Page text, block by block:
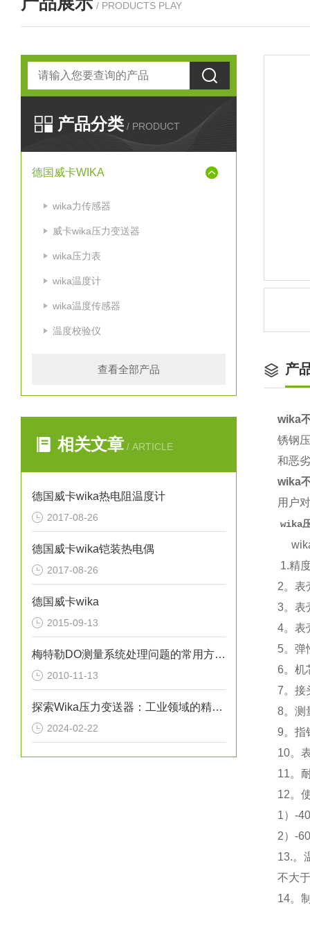
/ PRODUCTS PLAY
产品分类 / PRODUCT
德国威卡WIKA
wika力传感器
威卡wika压力变送器
wika压力表
wika温度计
wika温度传感器
温度校验仪
查看全部产品
相关文章 / ARTICLE
德国威卡wika热电阻温度计
2017-08-26
德国威卡wika铠装热电偶
2017-08-26
德国威卡wika
2015-09-13
梅特勒DO测量系统处理问题的常用方法（图）
2010-11-13
探索Wika压力变送器：工业领域的精准监控者
2024-02-22
产
wika
锈钢
和恶
wika
用户
wika
1.精
2。表
3。表
4。表
5。弹
6。机
7。接
8。测
9。指
10。
11。
12。
1）-
2）-
13.。
不大
14。